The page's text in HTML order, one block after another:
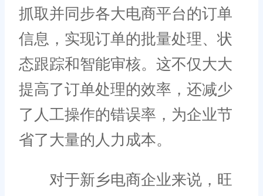
抓取并同步各大电商平台的订单
信息，实现订单的批量处理、状
态跟踪和智能审核。这不仅大大
提高了订单处理的效率，还减少
了人工操作的错误率，为企业节
省了大量的人力成本。
对于新乡电商企业来说，旺